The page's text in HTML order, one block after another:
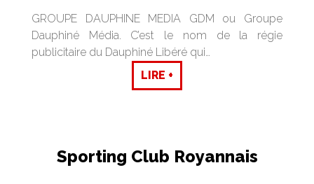
GROUPE DAUPHINE MEDIA GDM ou Groupe
Dauphiné Média. C’est le nom de la régie
publicitaire du Dauphiné Libéré qui…
LIRE +
Sporting Club Royannais